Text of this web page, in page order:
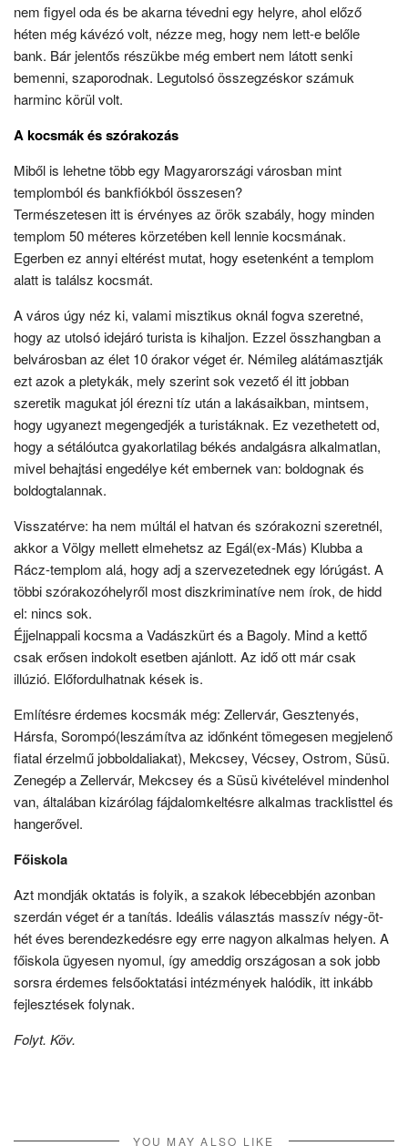
nem figyel oda és be akarna tévedni egy helyre, ahol előző
héten még kávézó volt, nézze meg, hogy nem lett-e belőle
bank. Bár jelentős részükbe még embert nem látott senki
bemenni, szaporodnak. Legutolsó összegzéskor számuk
harminc körül volt.
A kocsmák és szórakozás
Miből is lehetne több egy Magyarországi városban mint
templomból és bankfiókból összesen?
Természetesen itt is érvényes az örök szabály, hogy minden
templom 50 méteres körzetében kell lennie kocsmának.
Egerben ez annyi eltérést mutat, hogy esetenként a templom
alatt is találsz kocsmát.
A város úgy néz ki, valami misztikus oknál fogva szeretné,
hogy az utolsó idejáró turista is kihaljon. Ezzel összhangban a
belvárosban az élet 10 órakor véget ér. Némileg alátámasztják
ezt azok a pletykák, mely szerint sok vezető él itt jobban
szeretik magukat jól érezni tíz után a lakásaikban, mintsem,
hogy ugyanezt megengedjék a turistáknak. Ez vezethetett od,
hogy a sétálóutca gyakorlatilag békés andalgásra alkalmatlan,
mivel behajtási engedélye két embernek van: boldognak és
boldogtalannak.
Visszatérve: ha nem múltál el hatvan és szórakozni szeretnél,
akkor a Völgy mellett elmehetsz az Egál(ex-Más) Klubba a
Rácz-templom alá, hogy adj a szervezetednek egy lórúgást. A
többi szórakozóhelyről most diszkriminatíve nem írok, de hidd
el: nincs sok.
Éjjelnappali kocsma a Vadászkürt és a Bagoly. Mind a kettő
csak erősen indokolt esetben ajánlott. Az idő ott már csak
illúzió. Előfordulhatnak kések is.
Említésre érdemes kocsmák még: Zellervár, Gesztenyés,
Hársfa, Sorompó(leszámítva az időnként tömegesen megjelenő
fiatal érzelmű jobboldaliakat), Mekcsey, Vécsey, Ostrom, Süsü.
Zenegép a Zellervár, Mekcsey és a Süsü kivételével mindenhol
van, általában kizárólag fájdalomkeltésre alkalmas tracklisttel és
hangerővel.
Főiskola
Azt mondják oktatás is folyik, a szakok lébecebbjén azonban
szerdán véget ér a tanítás. Ideális választás masszív négy-öt-
hét éves berendezkedésre egy erre nagyon alkalmas helyen. A
főiskola ügyesen nyomul, így ameddig országosan a sok jobb
sorsra érdemes felsőoktatási intézmények halódik, itt inkább
fejlesztések folynak.
Folyt. Köv.
YOU MAY ALSO LIKE